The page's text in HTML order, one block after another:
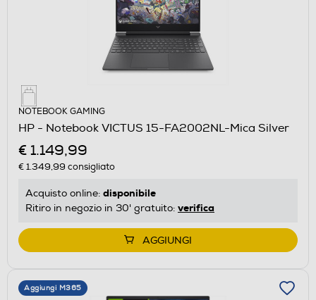
NOTEBOOK GAMING
HP - Notebook VICTUS 15-FA2002NL-Mica Silver
€ 1.149,99
€ 1.349,99 consigliato
Acquisto online: disponibile
Ritiro in negozio in 30' gratuito: verifica
AGGIUNGI
Aggiungi M365